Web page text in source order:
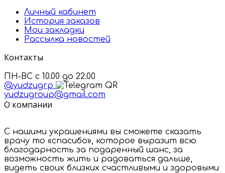
Личный кабинет
История заказов
Мои закладки
Рассылка новостей
Контакты
ПН-ВС с 10.00 до 22.00
@yudzugrp
yudzugroup@gmail.com
О компании
С нашими украшениями вы сможете сказать
врачу то «спасибо», которое выразит всю
благодарность за подаренный шанс, за
возможность жить и радоваться дальше,
видеть своих близких счастливыми и здоровыми